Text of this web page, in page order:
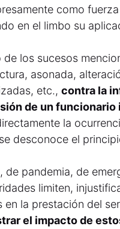
como
en el limbo su
los sucesos
asonada,
etc., contra la
de un funcionario
la
desconoce el
de pandemia, de
limiten,
la prestación del
el impacto de